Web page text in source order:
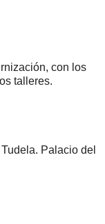
con los
talleres.
Palacio del